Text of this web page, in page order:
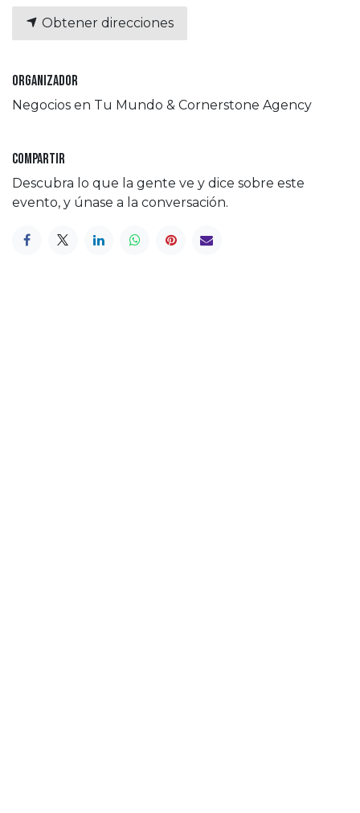
Obtener direcciones
Organizador
Negocios en Tu Mundo & Cornerstone Agency
Compartir
Descubra lo que la gente ve y dice sobre este
evento, y únase a la conversación.